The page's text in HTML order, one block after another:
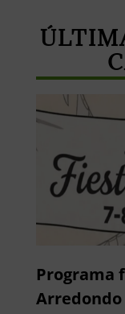
Programa
Arredondo